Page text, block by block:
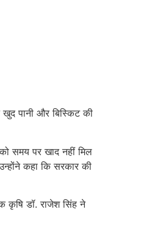
पानी और बिस्किट की
समय पर खाद नहीं मिल
कहा कि सरकार की
कृषि डॉ. राजेश सिंह ने